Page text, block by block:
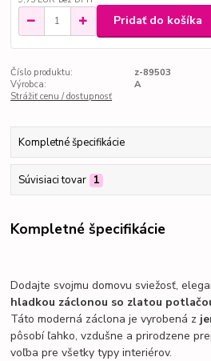
Pridať do košíka
Číslo produktu:
z-89503
Výrobca:
A
Strážiť cenu / dostupnosť
Kompletné špecifikácie
Súvisiaci tovar 1
Kompletné špecifikácie
Dodajte svojmu domovu sviežosť,
hladkou záclonou so zlatou
Táto moderná záclona je vyrobená z
pôsobí ľahko, vzdušne a prirodzene
voľba pre všetky typy interiérov.